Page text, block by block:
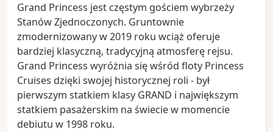
Grand Princess jest częstym gościem wybrzeży
Stanów Zjednoczonych. Gruntownie
zmodernizowany w 2019 roku wciąż oferuje
bardziej klasyczną, tradycyjną atmosferę rejsu.
Grand Princess wyróżnia się wśród floty Princess
Cruises dzięki swojej historycznej roli - był
pierwszym statkiem klasy GRAND i największym
statkiem pasażerskim na świecie w momencie
debiutu w 1998 roku.